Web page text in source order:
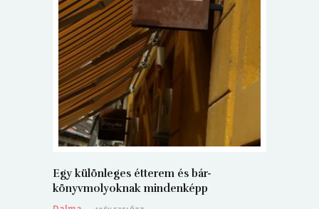
Egy különleges étterem és bár-
könyvmolyoknak mindenképp